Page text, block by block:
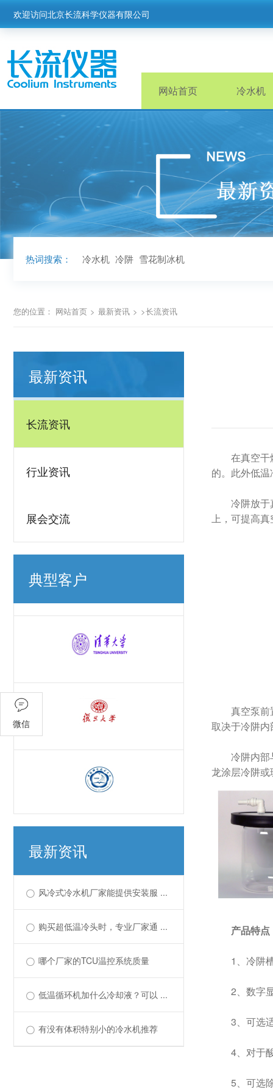
欢迎访问北京长流科学仪器有限公司
网站首页 冷水机
热词搜索： 冷水机 冷阱 雪花制冰机
您的位置： 网站首页 > 最新资讯 > >长流资讯
最新资讯
长流资讯
行业资讯
展会交流
典型客户
最新资讯
风冷式冷水机厂家能提供安装服 ...
购买超低温冷头时，专业厂家通 ...
哪个厂家的TCU温控系统质量
低温循环机加什么冷却液？可以 ...
有没有体积特别小的冷水机推荐
在真空
的。此外低
冷阱放
上，可提高
真空泵
取决于冷阱
冷阱内
龙涂层冷阱
产品特点
1、冷阱
2、数字
3、可选
4、对于
5、可选
微信